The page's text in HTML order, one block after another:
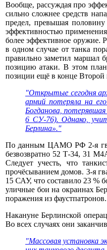
Вообще, рассуждая про
сильно сложнее средств
предел, превышая
эффективностью
более эффективное оружие.
в одном случае от танка
правильно заметил маршал
позицию атаки. В этом
позиции ещё в конце
"Открытые сегодня
армий потеряла на
Богданова,
6 СУ-76). Однако,
Берлина»."
По данным ЦАМО РФ 2-я
безвозвратно 52 Т-34, 31
Следует учесть, что
прочёсыванием домов. 3-я
15 САУ, что составило 23 %
уличные бои на окраинах
поражения из фаустпатронов.
Накануне Берлинской
Во всех случаях они
"Массовая установка